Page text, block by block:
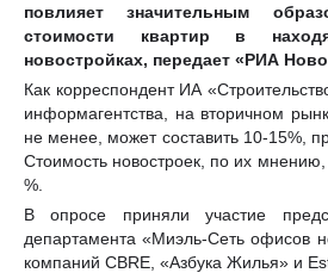
повлияет значительным
стоимости квартир в
новостройках, передает «РИА
Как корреспондент ИА
информагентства, на вторичном
не менее, может составить 10-15%,
Стоимость новостроек, по их
%.
В опросе приняли участие
департамента «Миэль-Сеть офисов
компаний CBRE, «Азбука Жилья» и